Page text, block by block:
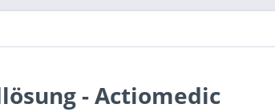
- Actiomedic